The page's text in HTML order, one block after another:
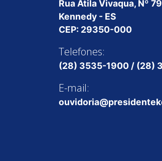
Rua Átila Vivaqua, Nº
Kennedy - ES
CEP: 29350-000
Telefones:
(28) 3535-1900 / (28)
E-mail: